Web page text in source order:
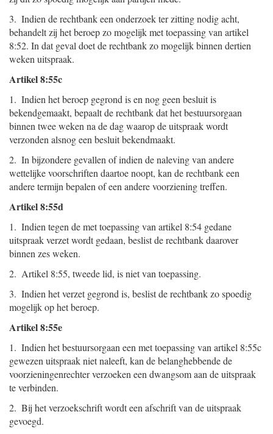
3. Indien de rechtbank een onderzoek ter zitting nodig acht,
behandelt zij het beroep zo mogelijk met toepassing van artikel
8:52. In dat geval doet de rechtbank zo mogelijk binnen dertien
weken uitspraak.
Artikel 8:55c
1. Indien het beroep gegrond is en nog geen besluit is
bekendgemaakt, bepaalt de rechtbank dat het bestuursorgaan
binnen twee weken na de dag waarop de uitspraak wordt
verzonden alsnog een besluit bekendmaakt.
2. In bijzondere gevallen of indien de naleving van andere
wettelijke voorschriften daartoe noopt, kan de rechtbank een
andere termijn bepalen of een andere voorziening treffen.
Artikel 8:55d
1. Indien tegen de met toepassing van artikel 8:54 gedane
uitspraak verzet wordt gedaan, beslist de rechtbank daarover
binnen zes weken.
2. Artikel 8:55, tweede lid, is niet van toepassing.
3. Indien het verzet gegrond is, beslist de rechtbank zo spoedig
mogelijk op het beroep.
Artikel 8:55e
1. Indien het bestuursorgaan een met toepassing van artikel 8:55c
gewezen uitspraak niet naleeft, kan de belanghebbende de
voorzieningenrechter verzoeken een dwangsom aan de uitspraak
te verbinden.
2. Bij het verzoekschrift wordt een afschrift van de uitspraak
gevoegd.